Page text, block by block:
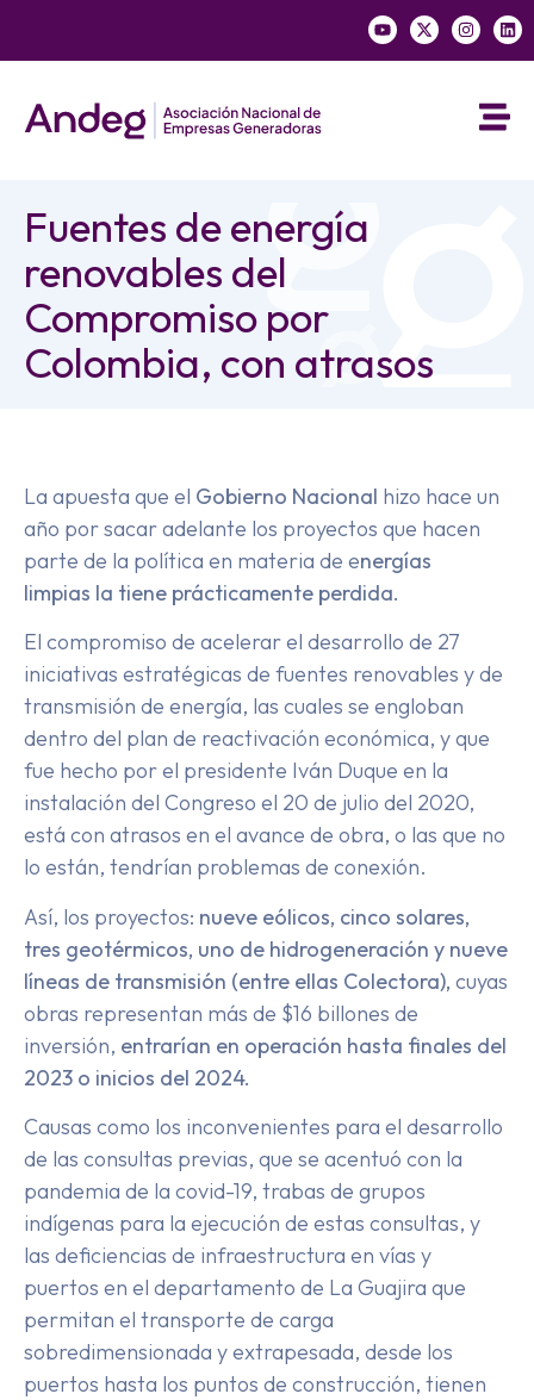
Fuentes de energía
renovables del
Compromiso por
Colombia, con atrasos
La apuesta que el Gobierno Nacional hizo hace un
año por sacar adelante los proyectos que hacen
parte de la política en materia de energías
limpias la tiene prácticamente perdida.
El compromiso de acelerar el desarrollo de 27
iniciativas estratégicas de fuentes renovables y de
transmisión de energía, las cuales se engloban
dentro del plan de reactivación económica, y que
fue hecho por el presidente Iván Duque en la
instalación del Congreso el 20 de julio del 2020,
está con atrasos en el avance de obra, o las que no
lo están, tendrían problemas de conexión.
Así, los proyectos: nueve eólicos, cinco solares,
tres geotérmicos, uno de hidrogeneración y nueve
líneas de transmisión (entre ellas Colectora), cuyas
obras representan más de $16 billones de
inversión, entrarían en operación hasta finales del
2023 o inicios del 2024.
Causas como los inconvenientes para el desarrollo
de las consultas previas, que se acentuó con la
pandemia de la covid-19, trabas de grupos
indígenas para la ejecución de estas consultas, y
las deficiencias de infraestructura en vías y
puertos en el departamento de La Guajira que
permitan el transporte de carga
sobredimensionada y extrapesada, desde los
puertos hasta los puntos de construcción, tienen